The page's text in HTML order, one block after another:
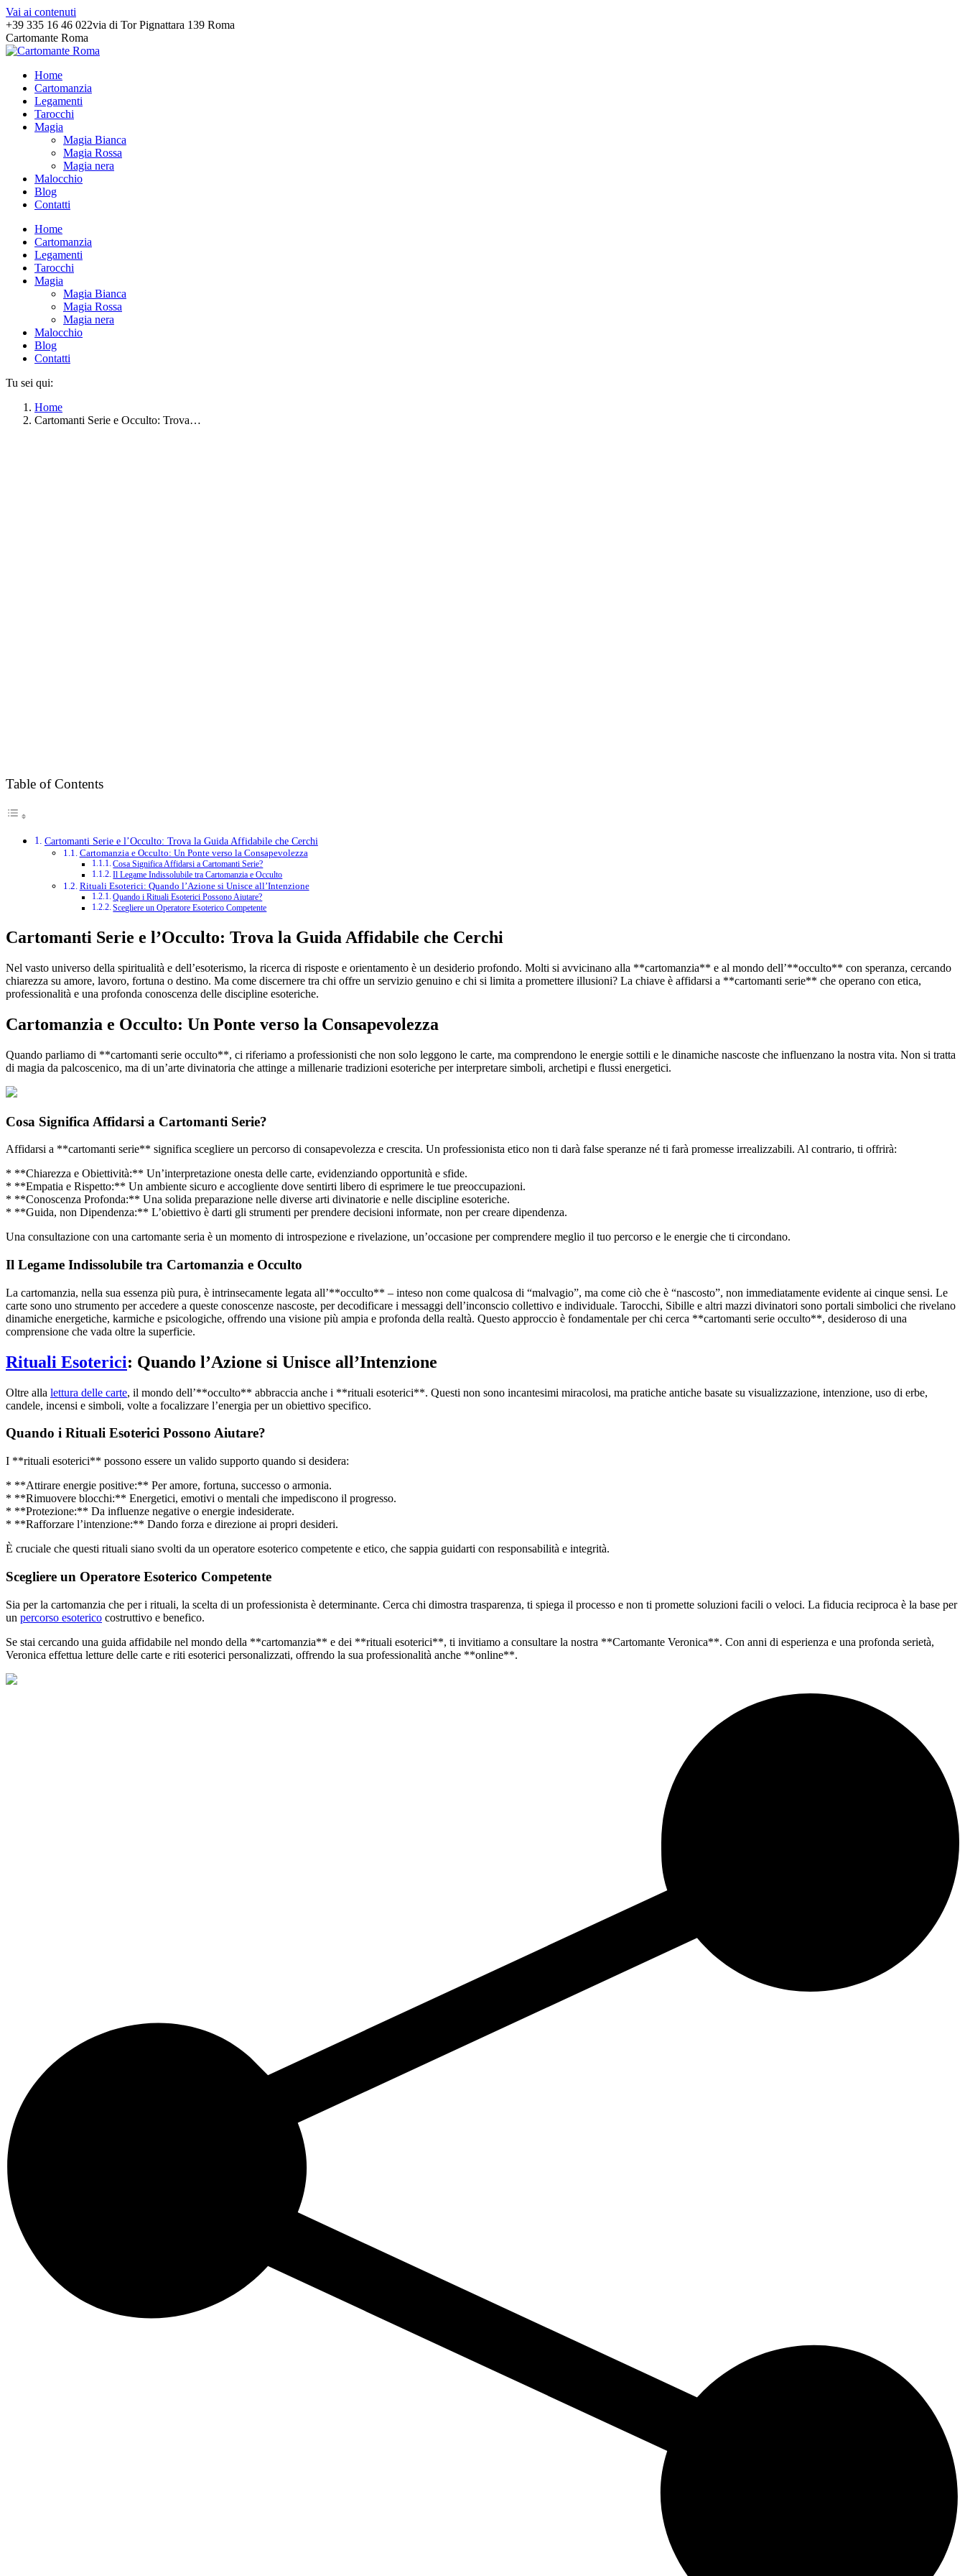
Vai ai contenuti
+39 335 16 46 022via di Tor Pignattara 139 Roma
Cartomante Roma
Home
Cartomanzia
Legamenti
Tarocchi
Magia
Magia Bianca
Magia Rossa
Magia nera
Malocchio
Blog
Contatti
Home
Cartomanzia
Legamenti
Tarocchi
Magia
Magia Bianca
Magia Rossa
Magia nera
Malocchio
Blog
Contatti
Tu sei qui:
Home
Cartomanti Serie e Occulto: Trova…
Table of Contents
Cartomanti Serie e l’Occulto: Trova la Guida Affidabile che Cerchi
Cartomanzia e Occulto: Un Ponte verso la Consapevolezza
Cosa Significa Affidarsi a Cartomanti Serie?
Il Legame Indissolubile tra Cartomanzia e Occulto
Rituali Esoterici: Quando l’Azione si Unisce all’Intenzione
Quando i Rituali Esoterici Possono Aiutare?
Scegliere un Operatore Esoterico Competente
Cartomanti Serie e l’Occulto: Trova la Guida Affidabile che Cerchi
Nel vasto universo della spiritualità e dell’esoterismo, la ricerca di risposte e orientamento è un desiderio profondo. Molti si avvicinano alla **cartomanzia** e al mondo dell’**occulto** con speranza, cercando
chiarezza su amore, lavoro, fortuna o destino. Ma come discernere tra chi offre un servizio genuino e chi si limita a promettere illusioni? La chiave è affidarsi a **cartomanti serie** che operano con etica,
professionalità e una profonda conoscenza delle discipline esoteriche.
Cartomanzia e Occulto: Un Ponte verso la Consapevolezza
Quando parliamo di **cartomanti serie occulto**, ci riferiamo a professionisti che non solo leggono le carte, ma comprendono le energie sottili e le dinamiche nascoste che influenzano la nostra vita. Non si tratta
di magia da palcoscenico, ma di un’arte divinatoria che attinge a millenarie tradizioni esoteriche per interpretare simboli, archetipi e flussi energetici.
Cosa Significa Affidarsi a Cartomanti Serie?
Affidarsi a **cartomanti serie** significa scegliere un percorso di consapevolezza e crescita. Un professionista etico non ti darà false speranze né ti farà promesse irrealizzabili. Al contrario, ti offrirà:
* **Chiarezza e Obiettività:** Un’interpretazione onesta delle carte, evidenziando opportunità e sfide.
* **Empatia e Rispetto:** Un ambiente sicuro e accogliente dove sentirti libero di esprimere le tue preoccupazioni.
* **Conoscenza Profonda:** Una solida preparazione nelle diverse arti divinatorie e nelle discipline esoteriche.
* **Guida, non Dipendenza:** L’obiettivo è darti gli strumenti per prendere decisioni informate, non per creare dipendenza.
Una consultazione con una cartomante seria è un momento di introspezione e rivelazione, un’occasione per comprendere meglio il tuo percorso e le energie che ti circondano.
Il Legame Indissolubile tra Cartomanzia e Occulto
La cartomanzia, nella sua essenza più pura, è intrinsecamente legata all’**occulto** – inteso non come qualcosa di “malvagio”, ma come ciò che è “nascosto”, non immediatamente evidente ai cinque sensi. Le
carte sono uno strumento per accedere a queste conoscenze nascoste, per decodificare i messaggi dell’inconscio collettivo e individuale. Tarocchi, Sibille e altri mazzi divinatori sono portali simbolici che rivelano
dinamiche energetiche, karmiche e psicologiche, offrendo una visione più ampia e profonda della realtà. Questo approccio è fondamentale per chi cerca **cartomanti serie occulto**, desideroso di una
comprensione che vada oltre la superficie.
Rituali Esoterici: Quando l’Azione si Unisce all’Intenzione
Oltre alla lettura delle carte, il mondo dell’**occulto** abbraccia anche i **rituali esoterici**. Questi non sono incantesimi miracolosi, ma pratiche antiche basate su visualizzazione, intenzione, uso di erbe,
candele, incensi e simboli, volte a focalizzare l’energia per un obiettivo specifico.
Quando i Rituali Esoterici Possono Aiutare?
I **rituali esoterici** possono essere un valido supporto quando si desidera:
* **Attirare energie positive:** Per amore, fortuna, successo o armonia.
* **Rimuovere blocchi:** Energetici, emotivi o mentali che impediscono il progresso.
* **Protezione:** Da influenze negative o energie indesiderate.
* **Rafforzare l’intenzione:** Dando forza e direzione ai propri desideri.
È cruciale che questi rituali siano svolti da un operatore esoterico competente e etico, che sappia guidarti con responsabilità e integrità.
Scegliere un Operatore Esoterico Competente
Sia per la cartomanzia che per i rituali, la scelta di un professionista è determinante. Cerca chi dimostra trasparenza, ti spiega il processo e non ti promette soluzioni facili o veloci. La fiducia reciproca è la base per
un percorso esoterico costruttivo e benefico.
Se stai cercando una guida affidabile nel mondo della **cartomanzia** e dei **rituali esoterici**, ti invitiamo a consultare la nostra **Cartomante Veronica**. Con anni di esperienza e una profonda serietà,
Veronica effettua letture delle carte e riti esoterici personalizzati, offrendo la sua professionalità anche **online**.